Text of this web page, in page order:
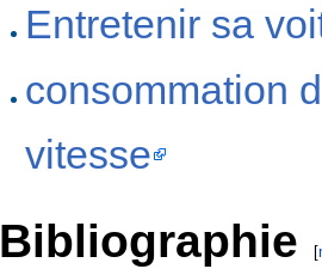
Entretenir sa
consommation
vitesse
Bibliographie [